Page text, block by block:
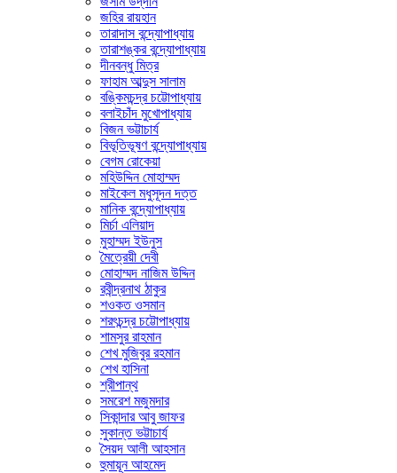
জহির রায়হান
তারাদাস বন্দ্যোপাধ্যায়
তারাশঙ্কর বন্দ্যোপাধ্যায়
দীনবন্ধু মিত্র
ফাহাম আব্দুস সালাম
বঙ্কিমচন্দ্র চট্টোপাধ্যায়
বলাইচাঁদ মুখোপাধ্যায়
বিজন ভট্টাচার্য
বিভূতিভূষণ বন্দ্যোপাধ্যায়
বেগম রোকেয়া
মহিউদ্দিন মোহাম্মদ
মাইকেল মধুসূদন দত্ত
মানিক বন্দ্যোপাধ্যায়
মির্চা এলিয়াদ
মুহাম্মদ ইউনুস
মৈত্রেয়ী দেবী
মোহাম্মদ নাজিম উদ্দিন
রবীন্দ্রনাথ ঠাকুর
শওকত ওসমান
শরৎচন্দ্র চট্টোপাধ্যায়
শামসুর রাহমান
শেখ মুজিবুর রহমান
শেখ হাসিনা
শ্রীপান্থ
সমরেশ মজুমদার
সিকান্দার আবু জাফর
সুকান্ত ভট্টাচার্য
সৈয়দ আলী আহসান
হুমায়ূন আহমেদ